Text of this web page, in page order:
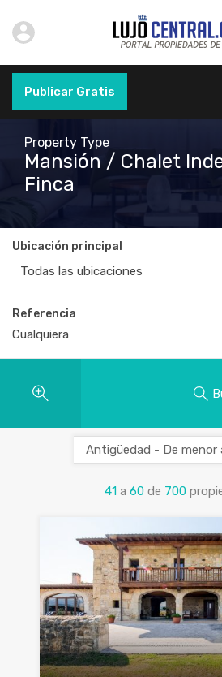
Publicar Gratis
Property Type
Mansión / Chalet
Finca
Ubicación principal
Todas las ubicaciones
Referencia
41 a 60 de 700
Antigüedad - De menor